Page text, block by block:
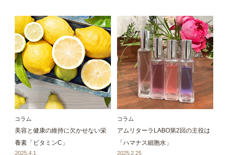
コラム
美容と健康の維持に欠かせない栄
養素「ビタミンC」
2025.4.1
コラム
アムリターラLABO第2回の主役は
「ハマナス細胞水」
2025.2.25